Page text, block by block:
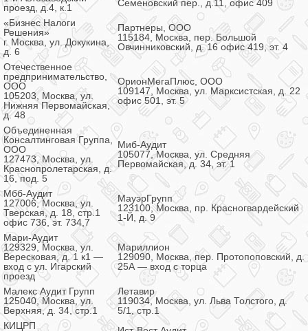
проезд, д.4, к.1
Семеновский пер., д.11, офис 409
«Бизнес Налоги
Решения»
г. Москва, ул. Докукина,
д. 6
Партнеры, ООО
115184, Москва, пер. Большой
Овчинниковский, д. 16 офис 419, эт. 4
Отечественное
предпринимательство,
ООО
105203, Москва, ул.
Нижняя Первомайская,
д. 48
ОрионМегаПлюс, ООО
109147, Москва, ул. Марксистская, д. 22
офис 501, эт. 5
Объединенная
Консалтинговая Группа,
ООО
127473, Москва, ул.
Краснопролетарская, д.
16, под. 5
Миб-Аудит
105077, Москва, ул. Средняя
Первомайская, д. 34, эт. 1
Мбб-Аудит
127006, Москва, ул.
Тверская, д. 18, стр.1
офис 736, эт. 734,7
МауэрГрупп
123100, Москва, пр. Красногвардейский
1-Й, д. 9
Мари-Аудит
129329, Москва, ул.
Вересковая, д. 1 к1 —
вход с ул. Игарский
проезд
Мариллион
129090, Москва, пер. Протопоповский, д.
25А — вход с торца
Малекс Аудит Групп
125040, Москва, ул.
Верхняя, д. 34, стр.1
Летавир
119034, Москва, ул. Льва Толстого, д.
5/1, стр.1
КИЦРП